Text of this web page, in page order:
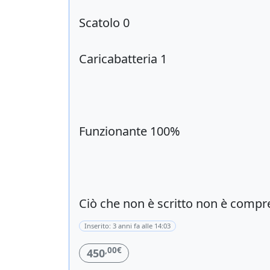
Scatolo 0
Caricabatteria 1
Funzionante 100%
Ciò che non è scritto non è
Inserito: 3 anni fa alle 14:03
450,00€